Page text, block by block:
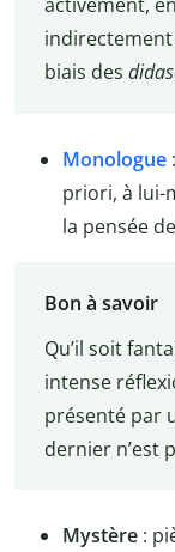
biais des
Monologue
priori, à lui-
la pensée
Bon à savoir
Qu’il soit
intense
présenté par
dernier n’est
Mystère :